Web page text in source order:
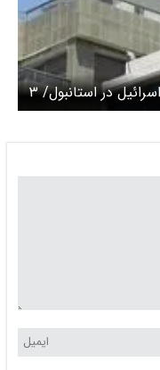
وقوع تیراندازی در نزدیکی کنسولگری اسرائیل در استانبول/ ۳